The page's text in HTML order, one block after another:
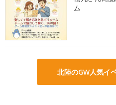
ム
北陸のGW人気イ